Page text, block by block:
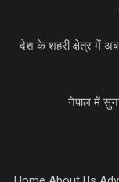
देश के शहरी क्षेत्र में
नेपाल में